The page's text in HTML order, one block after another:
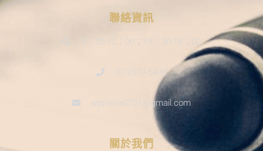
聯絡資訊
9：30-12：00；13：30-18：00
02-2570-5439
wppress0731@gmail.com
關於我們